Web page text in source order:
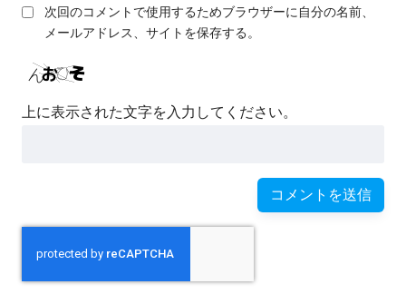
次回のコメントで使用するためブラウザーに自分の名前、
メールアドレス、サイトを保存する。
上に表示された文字を入力してください。